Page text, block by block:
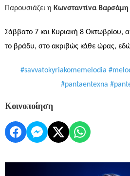
Παρουσιάζει η Κωνσταντίνα Βαρσάμη
Σάββατο 7 και Κυριακή 8 Οκτωβρίου,
το βράδυ, στο ακριβώς κάθε ώρας,
#savvatokyriakomemelodia
#pantaentexna
Κοινοποίηση